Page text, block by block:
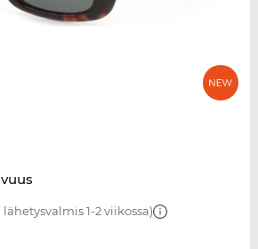
lähetysvalmis 1-2 viikossa)